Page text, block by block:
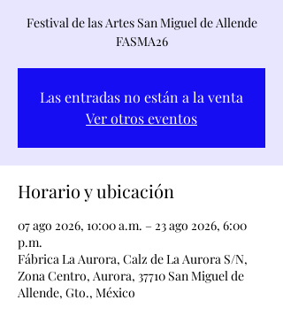
Festival de las Artes San Miguel de Allende
FASMA26
Las entradas no están a la venta
Ver otros eventos
Horario y ubicación
07 ago 2026, 10:00 a.m. – 23 ago 2026, 6:00
p.m.
Fábrica La Aurora, Calz de La Aurora S/N,
Zona Centro, Aurora, 37710 San Miguel de
Allende, Gto., México